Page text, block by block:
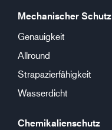
Mechanischer Schutz
Genauigkeit
Allround
Strapazierfähigkeit
Wasserdicht
Chemikalienschutz